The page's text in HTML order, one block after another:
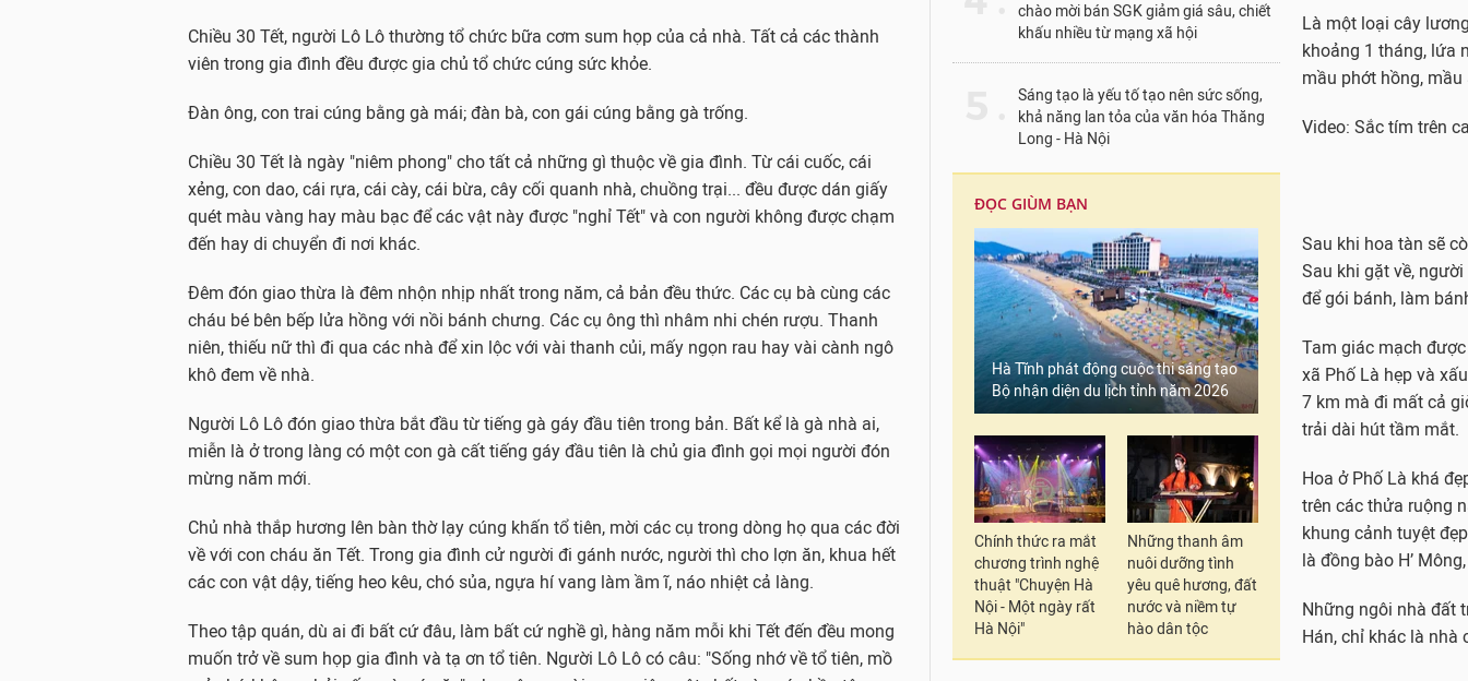
Chiều 30 Tết, người Lô Lô thường tổ chức bữa cơm sum họp của cả nhà. Tất cả các thành
viên trong gia đình đều được gia chủ tổ chức cúng sức khỏe.
Đàn ông, con trai cúng bằng gà mái; đàn bà, con gái cúng bằng gà trống.
Chiều 30 Tết là ngày "niêm phong" cho tất cả những gì thuộc về gia đình. Từ cái cuốc, cái
xẻng, con dao, cái rựa, cái cày, cái bừa, cây cối quanh nhà, chuồng trại... đều được dán giấy
quét màu vàng hay màu bạc để các vật này được "nghỉ Tết" và con người không được chạm
đến hay di chuyển đi nơi khác.
Đêm đón giao thừa là đêm nhộn nhịp nhất trong năm, cả bản đều thức. Các cụ bà cùng các
cháu bé bên bếp lửa hồng với nồi bánh chưng. Các cụ ông thì nhâm nhi chén rượu. Thanh
niên, thiếu nữ thì đi qua các nhà để xin lộc với vài thanh củi, mấy ngọn rau hay vài cành ngô
khô đem về nhà.
Người Lô Lô đón giao thừa bắt đầu từ tiếng gà gáy đầu tiên trong bản. Bất kể là gà nhà ai,
miễn là ở trong làng có một con gà cất tiếng gáy đầu tiên là chủ gia đình gọi mọi người đón
mừng năm mới.
Chủ nhà thắp hương lên bàn thờ lạy cúng khấn tổ tiên, mời các cụ trong dòng họ qua các đời
về với con cháu ăn Tết. Trong gia đình cử người đi gánh nước, người thì cho lợn ăn, khua hết
các con vật dậy, tiếng heo kêu, chó sủa, ngựa hí vang làm ầm ĩ, náo nhiệt cả làng.
Theo tập quán, dù ai đi bất cứ đâu, làm bất cứ nghề gì, hàng năm mỗi khi Tết đến đều mong
muốn trở về sum họp gia đình và tạ ơn tổ tiên. Người Lô Lô có câu: "Sống nhớ về tổ tiên, mồ
chào mời bán SGK giảm giá sâu, chiết
khấu nhiều từ mạng xã hội
Sáng tạo là yếu tố tạo nên sức sống,
khả năng lan tỏa của văn hóa Thăng
Long - Hà Nội
ĐỌC GIÙM BẠN
Hà Tĩnh phát động cuộc thi sáng tạo
Bộ nhận diện du lịch tỉnh năm 2026
Chính thức ra mắt
chương trình nghệ
thuật "Chuyện Hà
Nội - Một ngày rất
Hà Nội"
Những thanh âm
nuôi dưỡng tình
yêu quê hương, đất
nước và niềm tự
hào dân tộc
Là một loại cây
khoảng 1 tháng, lứa
mầu phớt hồng,
Video: Sắc tím trên
Sau khi hoa tàn sẽ
Sau khi gặt về,
để gói bánh, làm
Tam giác mạch
xã Phố Là hẹp và
7 km mà đi mất cả
trải dài hút tầm mắt.
Hoa ở Phố Là khá
trên các thửa ruộng
khung cảnh tuyệt
là đồng bào H’
Những ngôi nhà đất
Hán, chỉ khác là nhà